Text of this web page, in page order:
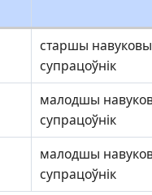
старшы навуковы
супрацоўнік
малодшы
супрацоўнік
малодшы
супрацоўнік